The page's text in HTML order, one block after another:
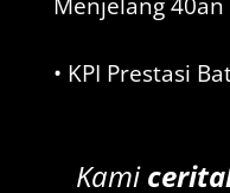
• KPI Prestasi
Kami